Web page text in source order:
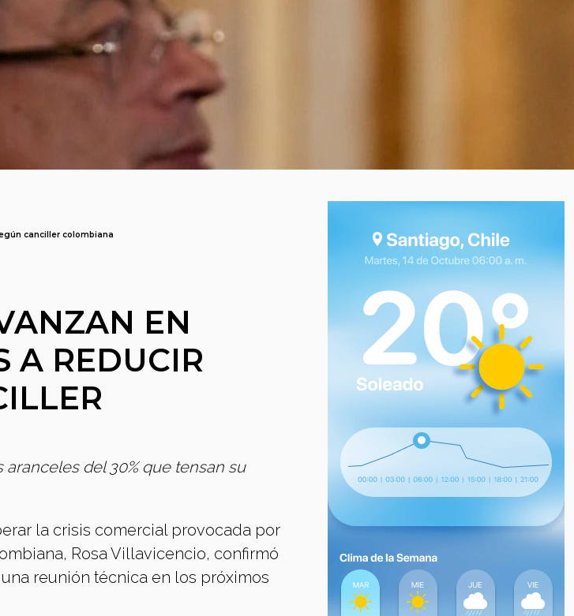
canciller colombiana
EN
A REDUCIR
del 30% que tensan su
la crisis comercial provocada por
Rosa Villavicencio, confirmó
reunión técnica en los próximos